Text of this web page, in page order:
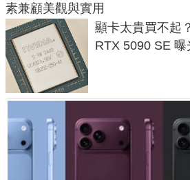
素兼顧美觀與實用
顯卡太貴買不起
RTX 5090 SE